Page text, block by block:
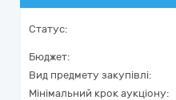
Статус:
Бюджет:
Вид предмету закупівлі:
Мінімальний крок аукціону: